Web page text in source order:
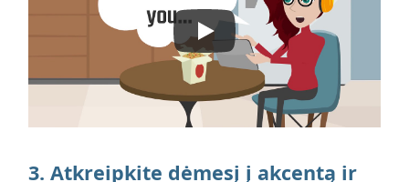
3. Atkreipkite dėmesį į akcentą ir